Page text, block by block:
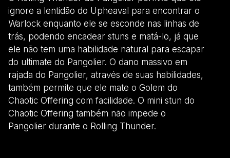
ignore a lentidão do Upheaval para encontrar o
Warlock enquanto ele se esconde nas linhas de
trás, podendo encadear stuns e matá-lo, já que
ele não tem uma habilidade natural para escapar
do ultimate do Pangolier. O dano massivo em
rajada do Pangolier, através de suas habilidades,
também permite que ele mate o Golem do
Chaotic Offering com facilidade. O mini stun do
Chaotic Offering também não impede o
Pangolier durante o Rolling Thunder.